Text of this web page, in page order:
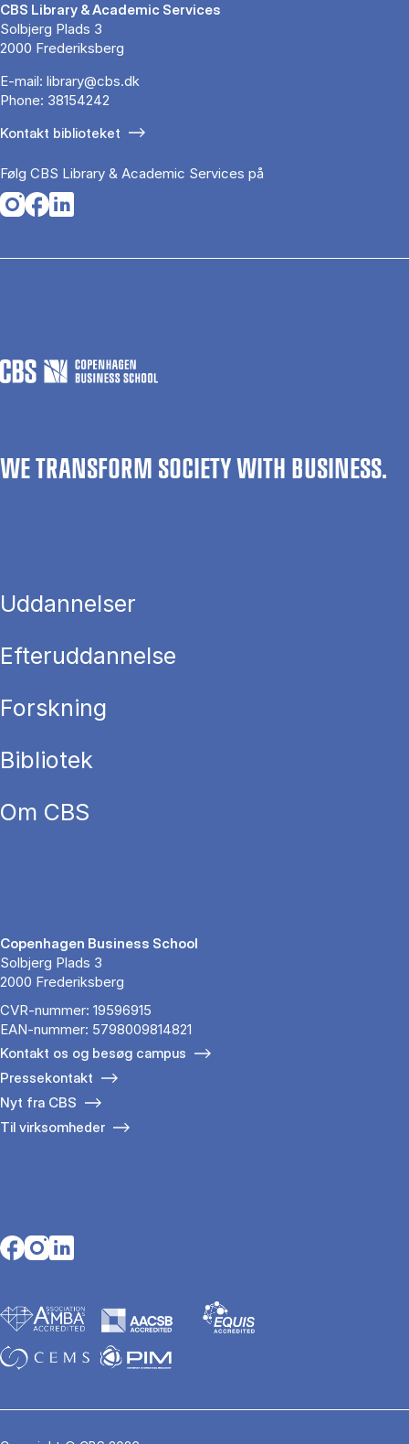
CBS Library & Academic Services
Solbjerg Plads 3
2000 Frederiksberg
E-mail: library@cbs.dk
Phone: 38154242
Kontakt biblioteket
Følg CBS Library & Academic Services på
Opens in a new tab
Opens in a new tab
Opens in a new tab
WE TRANSFORM SOCIETY WITH BUSINESS.
Uddannelser
Efteruddannelse
Forskning
Bibliotek
Om CBS
Copenhagen Business School
Solbjerg Plads 3
2000 Frederiksberg
CVR-nummer: 19596915
EAN-nummer: 5798009814821
Kontakt os og besøg campus
Pressekontakt
Nyt fra CBS
Til virksomheder
Opens in a new tab
Opens in a new tab
Opens in a new tab